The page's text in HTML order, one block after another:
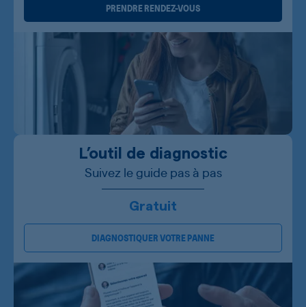
PRENDRE RENDEZ-VOUS
L’outil de diagnostic
Suivez le guide pas à pas
Gratuit
DIAGNOSTIQUER VOTRE PANNE